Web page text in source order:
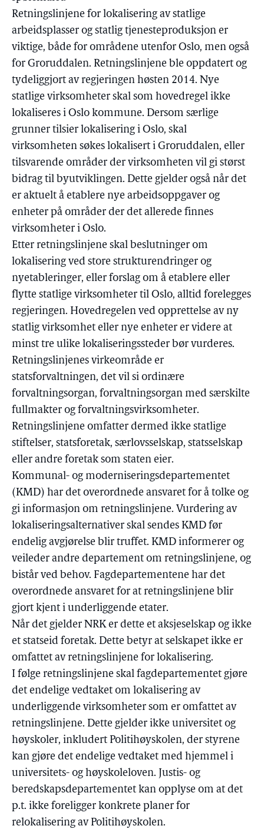
Retningslinjene for lokalisering av statlige
arbeidsplasser og statlig tjenesteproduksjon er
viktige, både for områdene utenfor Oslo, men også
for Groruddalen. Retningslinjene ble oppdatert og
tydeliggjort av regjeringen høsten 2014. Nye
statlige virksomheter skal som hovedregel ikke
lokaliseres i Oslo kommune. Dersom særlige
grunner tilsier lokalisering i Oslo, skal
virksomheten søkes lokalisert i Groruddalen, eller
tilsvarende områder der virksomheten vil gi størst
bidrag til byutviklingen. Dette gjelder også når det
er aktuelt å etablere nye arbeidsoppgaver og
enheter på områder der det allerede finnes
virksomheter i Oslo.
Etter retningslinjene skal beslutninger om
lokalisering ved store strukturendringer og
nyetableringer, eller forslag om å etablere eller
flytte statlige virksomheter til Oslo, alltid forelegges
regjeringen. Hovedregelen ved opprettelse av ny
statlig virksomhet eller nye enheter er videre at
minst tre ulike lokaliseringssteder bør vurderes.
Retningslinjenes virkeområde er
statsforvaltningen, det vil si ordinære
forvaltningsorgan, forvaltningsorgan med særskilte
fullmakter og forvaltningsvirksomheter.
Retningslinjene omfatter dermed ikke statlige
stiftelser, statsforetak, særlovsselskap, statsselskap
eller andre foretak som staten eier.
Kommunal- og moderniseringsdepartementet
(KMD) har det overordnede ansvaret for å tolke og
gi informasjon om retningslinjene. Vurdering av
lokaliseringsalternativer skal sendes KMD før
endelig avgjørelse blir truffet. KMD informerer og
veileder andre departement om retningslinjene, og
bistår ved behov. Fagdepartementene har det
overordnede ansvaret for at retningslinjene blir
gjort kjent i underliggende etater.
Når det gjelder NRK er dette et aksjeselskap og ikke
et statseid foretak. Dette betyr at selskapet ikke er
omfattet av retningslinjene for lokalisering.
I følge retningslinjene skal fagdepartementet gjøre
det endelige vedtaket om lokalisering av
underliggende virksomheter som er omfattet av
retningslinjene. Dette gjelder ikke universitet og
høyskoler, inkludert Politihøyskolen, der styrene
kan gjøre det endelige vedtaket med hjemmel i
universitets- og høyskoleloven. Justis- og
beredskapsdepartementet kan opplyse om at det
p.t. ikke foreligger konkrete planer for
relokalisering av Politihøyskolen.